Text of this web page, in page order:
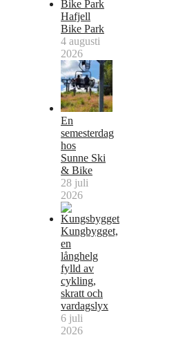
Hafjell
Bike Park
4 augusti
2026
En
semesterdag
hos
Sunne Ski
& Bike
28 juli
2026
Kungbygget,
en
långhelg
fylld av
cykling,
skratt och
vardagslyx
6 juli
2026